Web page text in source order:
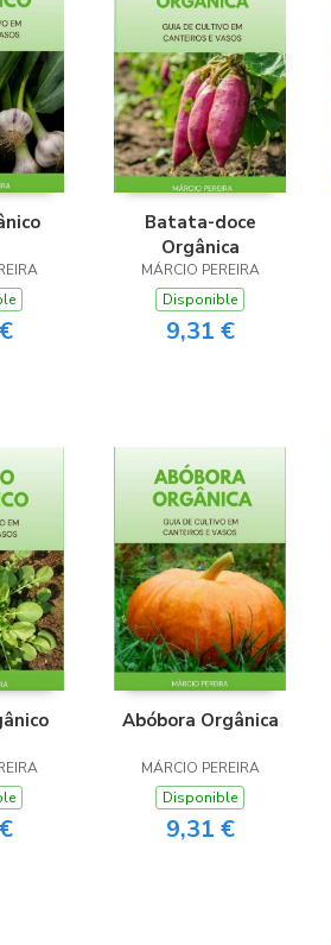
Batata-doce
Orgânica
MÁRCIO PEREIRA
Disponible
9,31 €
Abóbora Orgânica
MÁRCIO PEREIRA
Disponible
9,31 €